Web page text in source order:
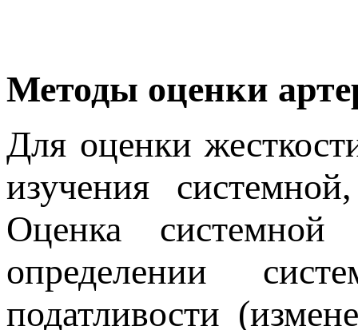
Методы оценки
Для оценки
изучения
Оценка системной
определении
податливости